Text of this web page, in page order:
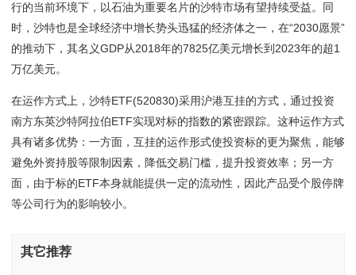
行的当前环境下，以石油为重要名片的沙特市场有望持续受益。同
时，沙特也是全球经济中增长势头迅猛的经济体之一，在“2030愿景”
的推动下，其名义GDP从2018年的7825亿美元增长到2023年的超1
万亿美元。
在运作方式上，沙特ETF(520830)采用沪港互挂的方式，通过投资
南方东英沙特阿拉伯ETF实现对标的指数的紧密跟踪。这种运作方式
具有诸多优势：一方面，互挂的运作形式使投资标的更为聚焦，能够
避免外资持股等限制因素，降低交易门槛，提升投资效率；另一方
面，由于标的ETF本身就能提供一定的流动性，因此产品受个股停牌
等公司行为的影响较小。
其它推荐